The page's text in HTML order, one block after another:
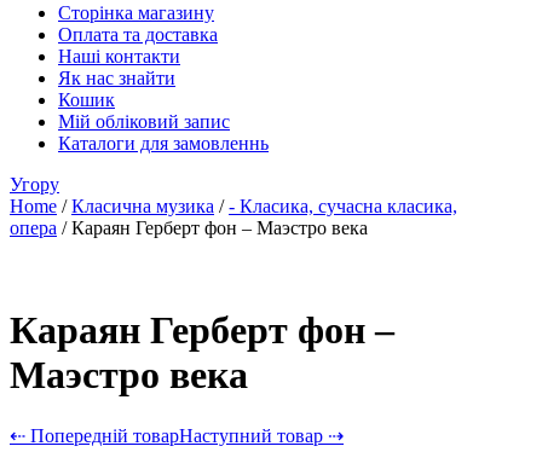
Сторінка магазину
Оплата та доставка
Наші контакти
Як нас знайти
Кошик
Мій обліковий запис
Каталоги для замовленнь
Угору
Home /Класична музика /- Класика, сучасна класика,
опера / Караян Герберт фон – Маэстро века
Караян Герберт фон –
Маэстро века
⇠ Попередній товарНаступний товар ⇢